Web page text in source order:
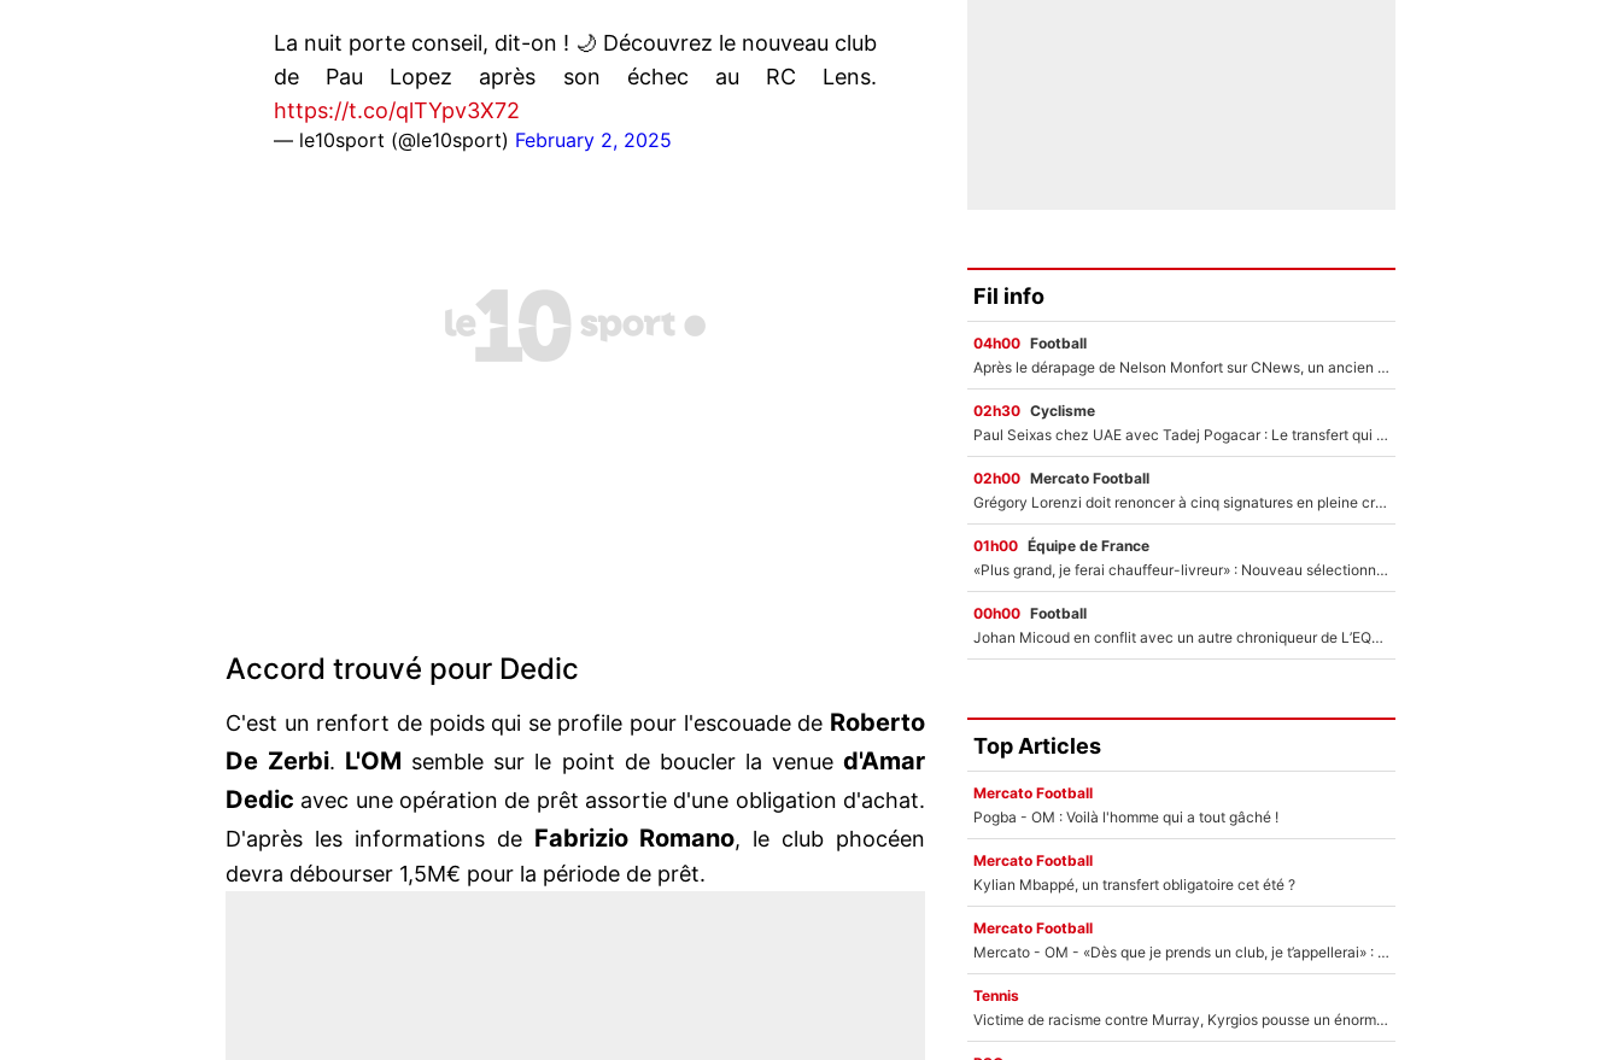
La nuit porte conseil, dit-on ! 🌙 Découvrez le nouveau club
de Pau Lopez après son échec au RC Lens.
https://t.co/qlTYpv3X72
— le10sport (@le10sport) February 2, 2025
Accord trouvé pour Dedic
C'est un renfort de poids qui se profile pour l'escouade de Roberto
De Zerbi. L'OM semble sur le point de boucler la venued'Amar
Dedic avec une opération de prêt assortie d'une obligation d'achat.
D'après les informations de Fabrizio Romano, le club phocéen
devra débourser 1,5M€ pour la période de prêt.
Fil info
04h00 Football
Après le dérapage de Nelson Monfort sur CNews, un ancien journaliste de France Télévisions relance la polémique sur les incendies en Gironde
02h30 Cyclisme
Paul Seixas chez UAE avec Tadej Pogacar : Le transfert qui effraie le peloton, «c’est la pire des choses qui puisse arriver»
02h00 Mercato Football
Grégory Lorenzi doit renoncer à cinq signatures en pleine crise financière : L’IA propose sept noms à l’OM pour un mercato réussi... à seulement 5M€ !
01h00 Équipe de France
«Plus grand, je ferai chauffeur-livreur» : Nouveau sélectionneur des Bleus, Zinédine Zidane s’était imaginé un avenir très différent lorsqu'il était enfant
00h00 Football
Johan Micoud en conflit avec un autre chroniqueur de L’EQUIPE du Soir : «Pendant un moment, je ne les ai pas remis ensemble dans l'émission»
Top Articles
Mercato Football
Pogba - OM : Voilà l'homme qui a tout gâché !
Mercato Football
Kylian Mbappé, un transfert obligatoire cet été ?
Mercato Football
Mercato - OM - «Dès que je prends un club, je t’appellerai» : La promesse de Marcelino au moment de claquer la porte
Tennis
Victime de racisme contre Murray, Kyrgios pousse un énorme coup de gueule !